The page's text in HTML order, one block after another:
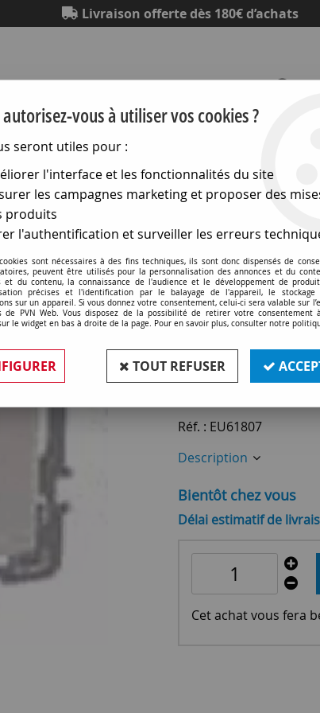
Livraison offerte dès 180€ d’achats
Esprit>Interrupteurs et va et vient > Bouton
Bouton poussoir
(61807)
Soyez le premier à
17,19 €TTC
Réf. : EU61807
Description
Bientôt chez vous
Délai estimatif de
Cet achat vous fera
vous à utiliser vos cookies ?
seront utiles pour :
l'interface et les fonctionnalités du site
les campagnes marketing et proposer des
produits
l'authentification et surveiller les erreurs
sont nécessaires à des fins techniques, ils sont donc dispensés de
peuvent être utilisés pour la personnalisation des annonces et du
et du contenu, la connaissance de l'audience et le développement de
précises et l'identification par le balayage de l'appareil, le stockage
sur un appareil. Si vous donnez votre consentement, celui-ci sera valable sur
de PVN Web. Vous disposez de la possibilité de retirer votre consentement
le widget en bas à droite de la page. Pour en savoir plus, consulter notre
TOUT REFUSER